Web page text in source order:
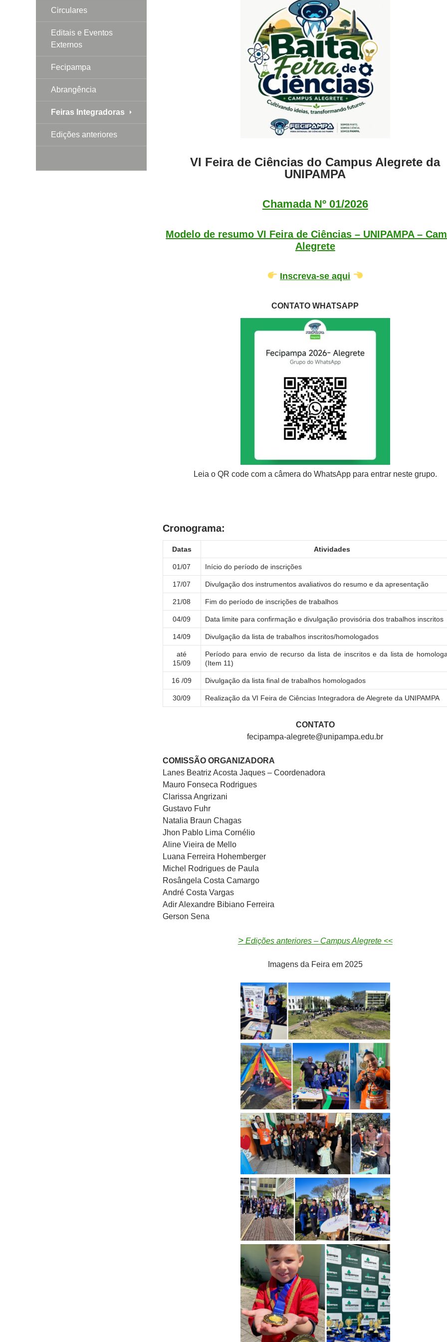
VI Feira de Ciências do Campus Alegrete da
UNIPAMPA
Chamada Nº 01/2026
Modelo de resumo VI Feira de Ciências – UNIPAMPA –
Alegrete
Inscreva-se aqui
CONTATO WHATSAPP
Leia o QR code com a câmera do WhatsApp para entrar neste grupo.
Cronograma:
Datas Atividades
01/07 Início do período de inscrições
17/07 Divulgação dos instrumentos avaliativos do resumo e da apresentação
21/08 Fim do período de inscrições de trabalhos
04/09 Data limite para confirmação e divulgação provisória dos trabalhos inscritos
14/09 Divulgação da lista de trabalhos inscritos/homologados
até
15/09
Período para envio de recurso da lista de inscritos e da lista de
(Item 11)
16 /09 Divulgação da lista final de trabalhos homologados
30/09 Realização da VI Feira de Ciências Integradora de Alegrete da UNIPAMPA
CONTATO
fecipampa-alegrete@unipampa.edu.br
COMISSÃO ORGANIZADORA
Lanes Beatriz Acosta Jaques – Coordenadora
Mauro Fonseca Rodrigues
Clarissa Angrizani
Gustavo Fuhr
Natalia Braun Chagas
Jhon Pablo Lima Cornélio
Aline Vieira de Mello
Luana Ferreira Hohemberger
Michel Rodrigues de Paula
Rosângela Costa Camargo
André Costa Vargas
Adir Alexandre Bibiano Ferreira
Gerson Sena
>Edições anteriores – Campus Alegrete <<
Imagens da Feira em 2025
Circulares
Editais e Eventos
Externos
Fecipampa
Abrangência
Feiras Integradoras
Edições anteriores